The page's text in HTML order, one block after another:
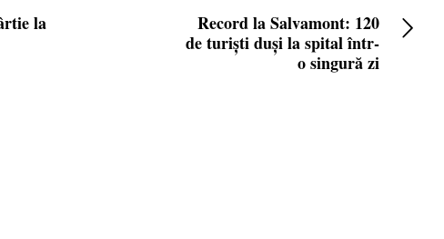
la
Record la Salvamont: 120
de turiști duși la spital într-
o singură zi